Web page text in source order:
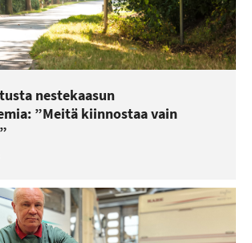
nestekaasun
”Meitä kiinnostaa vain